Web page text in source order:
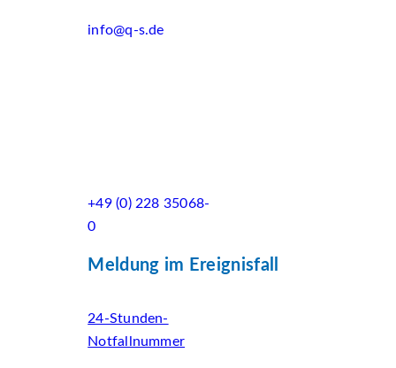
info@q-s.de
+49 (0) 228 35068-
0
Meldung im Ereignisfall
24-Stunden-
Notfallnummer